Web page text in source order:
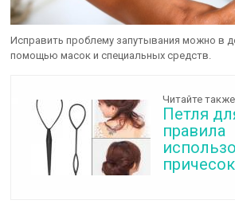
Исправить проблему запутывания можно в
помощью масок и специальных средств.
Читайте
Петля
правила
причесок